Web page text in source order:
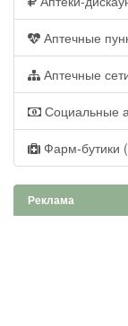
Аптечные
Аптечные
Социальные
Фарм-бутики
Реклама